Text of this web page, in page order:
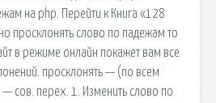
на php. Перейти к Книга «128
просклонять слово по падежам то
в режиме онлайн покажет вам все
просклонять — (по всем
сов. перех. 1. Изменить слово по